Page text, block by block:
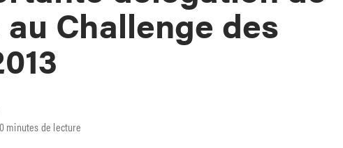
Challenge des
0 minutes de lecture